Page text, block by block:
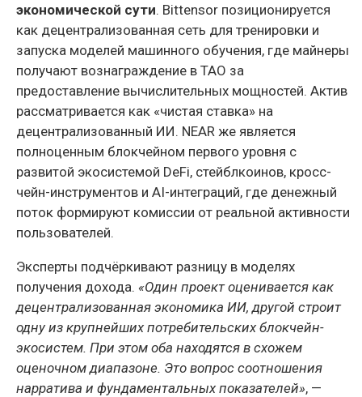
экономической сути. Bittensor позиционируется
как децентрализованная сеть для тренировки и
запуска моделей машинного обучения, где майнеры
получают вознаграждение в TAO за
предоставление вычислительных мощностей. Актив
рассматривается как «чистая ставка» на
децентрализованный ИИ. NEAR же является
полноценным блокчейном первого уровня с
развитой экосистемой DeFi, стейблкоинов, кросс-
чейн-инструментов и AI-интеграций, где денежный
поток формируют комиссии от реальной активности
пользователей.
Эксперты подчёркивают разницу в моделях
получения дохода. «Один проект оценивается как
децентрализованная экономика ИИ, другой строит
одну из крупнейших потребительских блокчейн-
экосистем. При этом оба находятся в схожем
оценочном диапазоне. Это вопрос соотношения
нарратива и фундаментальных показателей», —